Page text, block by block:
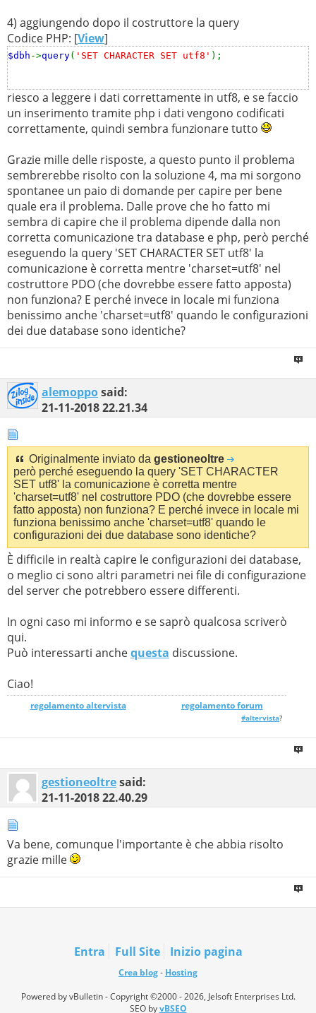
4) aggiungendo dopo il costruttore la query
Codice PHP: [View]
$dbh ->query( 'SET CHARACTER SET utf8' );
riesco a leggere i dati correttamente in utf8, e se faccio
un inserimento tramite php i dati vengono codificati
correttamente, quindi sembra funzionare tutto
Grazie mille delle risposte, a questo punto il problema
sembrerebbe risolto con la soluzione 4, ma mi sorgono
spontanee un paio di domande per capire per bene
quale era il problema. Dalle prove che ho fatto mi
sembra di capire che il problema dipende dalla non
corretta comunicazione tra database e php, però perché
eseguendo la query 'SET CHARACTER SET utf8' la
comunicazione è corretta mentre 'charset=utf8' nel
costruttore PDO (che dovrebbe essere fatto apposta)
non funziona? E perché invece in locale mi funziona
benissimo anche 'charset=utf8' quando le configurazioni
dei due database sono identiche?
alemopposaid:
21-11-201822.21.34
Originalmente inviato da gestioneoltre
però perché eseguendo la query 'SET CHARACTER
SET utf8' la comunicazione è corretta mentre
'charset=utf8' nel costruttore PDO (che dovrebbe essere
fatto apposta) non funziona? E perché invece in locale mi
funziona benissimo anche 'charset=utf8' quando le
configurazioni dei due database sono identiche?
È difficile in realtà capire le configurazioni dei database,
o meglio ci sono altri parametri nei file di configurazione
del server che potrebbero essere differenti.
In ogni caso mi informo e se saprò qualcosa scriverò
qui.
Può interessarti anchequesta discussione.
Ciao!
regolamento altervista_______________ regolamento forum
#altervista?
gestioneoltresaid:
21-11-201822.40.29
Va bene, comunque l'importante è che abbia risolto
grazie mille
Entra Full Site Inizio pagina
Crea blog- Hosting
Powered by vBulletin - Copyright ©2000 - 2026, Jelsoft Enterprises Ltd.
SEO byvBSEO